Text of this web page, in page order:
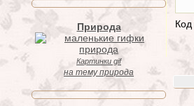
Природа
Картинки gif
на тему природа
Код